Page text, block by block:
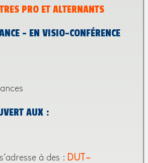
PRO ET ALTERNANTS
- EN VISIO-CONFÉRENCE
AUX :
à des : DUT –